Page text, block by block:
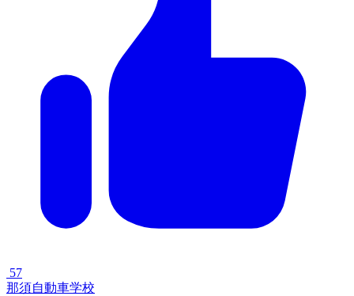
57
那須自動車学校